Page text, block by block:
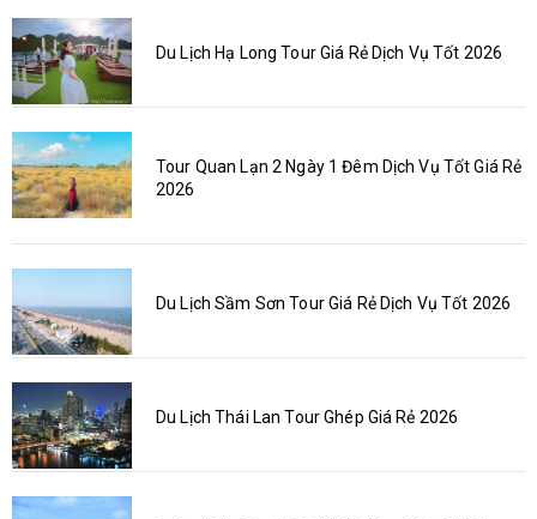
Du Lịch Hạ Long Tour Giá Rẻ Dịch Vụ Tốt 2026
Tour Quan Lạn 2 Ngày 1 Đêm Dịch Vụ Tốt Giá Rẻ
2026
Du Lịch Sầm Sơn Tour Giá Rẻ Dịch Vụ Tốt 2026
Du Lịch Thái Lan Tour Ghép Giá Rẻ 2026